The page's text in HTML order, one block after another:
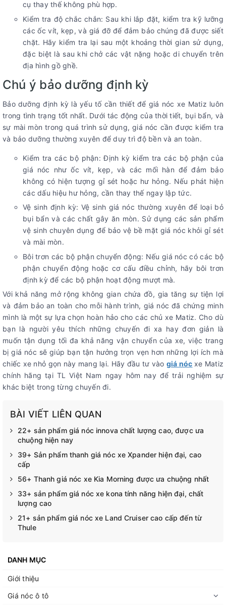
cụ thay thế không phù hợp.
Kiểm tra độ chắc chắn: Sau khi lắp đặt, kiểm tra kỹ lưỡng
các ốc vít, kẹp, và giá đỡ để đảm bảo chúng đã được siết
chặt. Hãy kiểm tra lại sau một khoảng thời gian sử dụng,
đặc biệt là sau khi chở các vật nặng hoặc di chuyển trên
địa hình gồ ghề.
Chú ý bảo dưỡng định kỳ
Bảo dưỡng định kỳ là yếu tố cần thiết để giá nóc xe Matiz luôn
trong tình trạng tốt nhất. Dưới tác động của thời tiết, bụi bẩn, và
sự mài mòn trong quá trình sử dụng, giá nóc cần được kiểm tra
và bảo dưỡng thường xuyên để duy trì độ bền và an toàn.
Kiểm tra các bộ phận: Định kỳ kiểm tra các bộ phận của
giá nóc như ốc vít, kẹp, và các mối hàn để đảm bảo
không có hiện tượng gỉ sét hoặc hư hỏng. Nếu phát hiện
các dấu hiệu hư hỏng, cần thay thế ngay lập tức.
Vệ sinh định kỳ: Vệ sinh giá nóc thường xuyên để loại bỏ
bụi bẩn và các chất gây ăn mòn. Sử dụng các sản phẩm
vệ sinh chuyên dụng để bảo vệ bề mặt giá nóc khỏi gỉ sét
và mài mòn.
Bôi trơn các bộ phận chuyển động: Nếu giá nóc có các bộ
phận chuyển động hoặc cơ cấu điều chỉnh, hãy bôi trơn
định kỳ để các bộ phận hoạt động mượt mà.
Với khả năng mở rộng không gian chứa đồ, gia tăng sự tiện lợi
và đảm bảo an toàn cho mỗi hành trình, giá nóc đã chứng minh
mình là một sự lựa chọn hoàn hảo cho các chủ xe Matiz. Cho dù
bạn là người yêu thích những chuyến đi xa hay đơn giản là
muốn tận dụng tối đa khả năng vận chuyển của xe, việc trang
bị giá nóc sẽ giúp bạn tận hưởng trọn vẹn hơn những lợi ích mà
chiếc xe nhỏ gọn này mang lại. Hãy đầu tư vào giá nóc xe Matiz
chính hãng tại TL Việt Nam ngay hôm nay để trải nghiệm sự
khác biệt trong từng chuyến đi.
BÀI VIẾT LIÊN QUAN
22+ sản phẩm giá nóc innova chất lượng cao, được ưa
chuộng hiện nay
39+ Sản phẩm thanh giá nóc xe Xpander hiện đại, cao
cấp
56+ Thanh giá nóc xe Kia Morning được ưa chuộng nhất
33+ sản phẩm giá nóc xe kona tính năng hiện đại, chất
lượng cao
21+ sản phẩm giá nóc xe Land Cruiser cao cấp đến từ
Thule
DANH MỤC
Giới thiệu
Giá nóc ô tô